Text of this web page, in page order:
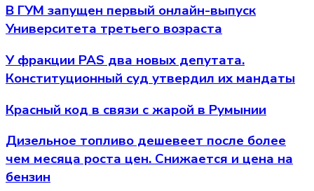
В ГУМ запущен первый онлайн-выпуск
Университета третьего возраста
У фракции PAS два новых депутата.
Конституционный суд утвердил их мандаты
Красный код в связи с жарой в Румынии
Дизельное топливо дешевеет после более
чем месяца роста цен. Снижается и цена на
бензин